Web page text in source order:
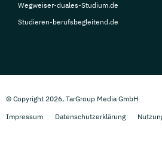
Wegweiser-duales-Studium.de
Studieren-berufsbegleitend.de
© Copyright 2026, TarGroup Media GmbH
Impressum
Datenschutzerklärung